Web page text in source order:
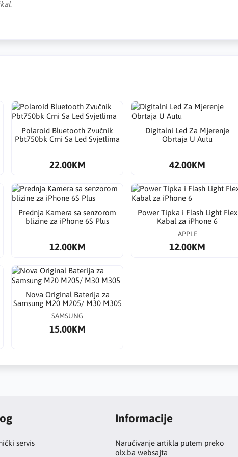
Polaroid Bluetooth Zvučnik
Pbt750bk Crni Sa Led Svjetlima
22.00KM
Digitalni Led Za Mjerenje
Obrtaja U Autu
42.00KM
Prednja Kamera sa senzorom
blizine za iPhone 6S Plus
12.00KM
Power Tipka i Flash Light Flex
Kabal za iPhone 6
APPLE
12.00KM
Nova Original Baterija za
Samsung M20 M205/ M30 M305
SAMSUNG
15.00KM
servis
Informacije
Naručivanje artikla putem preko
olx.ba websajta